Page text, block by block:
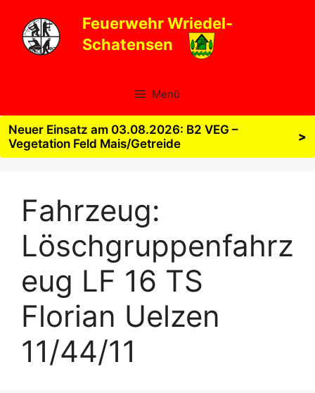
Inhalt
springen
Feuerwehr Wriedel-
Schatensen
Menü
Neuer Einsatz am 03.08.2026: B2 VEG –
Vegetation Feld Mais/Getreide
>
Fahrzeug:
Löschgruppenfahrz
eug LF 16 TS
Florian Uelzen
11/44/11